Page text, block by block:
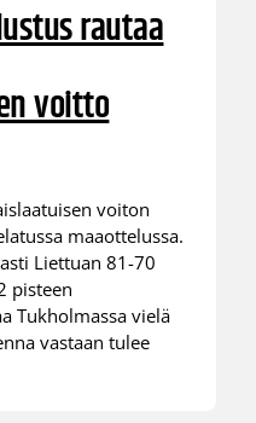
rautaa
voitto
voiton
maaottelussa.
Liettuan 81-70
pisteen
Tukholmassa vielä
vastaan tulee